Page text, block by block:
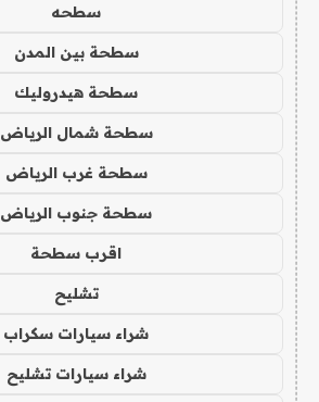
سطحه
سطحة بين المدن
سطحة هيدروليك
سطحة شمال الرياض
سطحة غرب الرياض
سطحة جنوب الرياض
اقرب سطحة
تشليح
شراء سيارات سكراب
شراء سيارات تشليح